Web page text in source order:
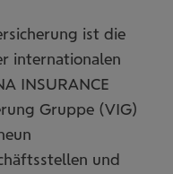
ist die
internationalen
INSURANCE
Gruppe (VIG)
und